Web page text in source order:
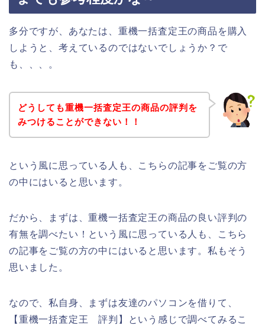
多分ですが、あなたは、重機一括査定王の商品を購入
しようと、考えているのではないでしょうか？で
も、、、。
どうしても重機一括査定王の商品の評判を
みつけることができない！！
という風に思っている人も、こちらの記事をご覧の方
の中にはいると思います。
だから、まずは、重機一括査定王の商品の良い評判の
有無を調べたい！という風に思っている人も、こちら
の記事をご覧の方の中にはいると思います。私もそう
思いました。
なので、私自身、まずは友達のパソコンを借りて、
【重機一括査定王 評判】という感じで調べてみるこ